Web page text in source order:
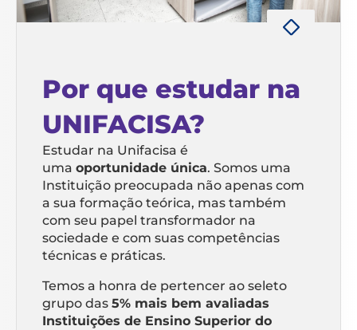
Por que estudar na
UNIFACISA?
Estudar na Unifacisa é
uma oportunidade única. Somos uma
Instituição preocupada não apenas com
a sua formação teórica, mas também
com seu papel transformador na
sociedade e com suas competências
técnicas e práticas.
Temos a honra de pertencer ao seleto
grupo das 5% mais bem avaliadas
Instituições de Ensino Superior do